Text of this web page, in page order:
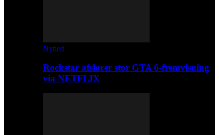
Nyhed
Rockstar afslører stor GTA 6-fremvisning
via NETFLIX